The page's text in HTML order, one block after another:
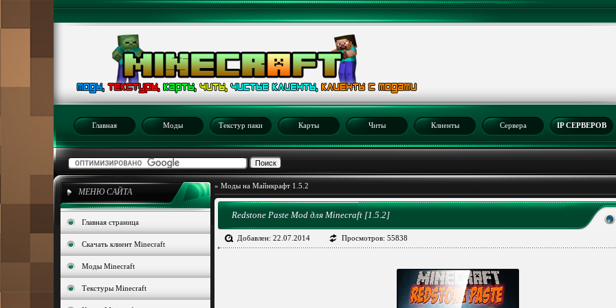
Главная Моды Текстур паки Карты Читы Клиенты Сервера IP СЕРВЕРОВ
МЕНЮ САЙТА
Главная страница
Скачать клиент Minecraft
Моды Minecraft
Текстуры Minecraft
» Моды на Майнкрафт 1.5.2
Redstone Paste Mod для Minecraft [1.5.2]
Добавлен: 22.07.2014 Просмотров: 55838